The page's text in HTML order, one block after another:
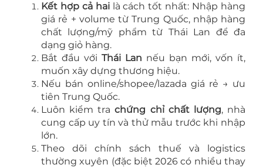
Kết hợp cả hailà cách tốt nhất: Nhập hàng
giá rẻ + volume từ Trung Quốc, nhập hàng
chất lượng/mỹ phẩm từ Thái Lan để đa
dạng giỏ hàng.
Bắt đầu với Thái Lan nếu bạn mới, vốn ít,
muốn xây dựng thương hiệu.
Nếu bán online/shopee/lazada giá rẻ → ưu
tiên Trung Quốc.
Luôn kiểm trachứng chỉ chất lượng, nhà
cung cấp uy tín và thử mẫu trước khi nhập
lớn.
Theo dõi chính sách thuế và logistics
thường xuyên (đặc biệt 2026 có nhiều thay